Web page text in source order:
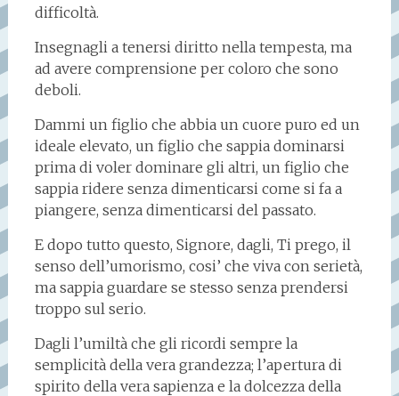
difficoltà.
Insegnagli a tenersi diritto nella tempesta, ma
ad avere comprensione per coloro che sono
deboli.
Dammi un figlio che abbia un cuore puro ed un
ideale elevato, un figlio che sappia dominarsi
prima di voler dominare gli altri, un figlio che
sappia ridere senza dimenticarsi come si fa a
piangere, senza dimenticarsi del passato.
E dopo tutto questo, Signore, dagli, Ti prego, il
senso dell’umorismo, cosi’ che viva con serietà,
ma sappia guardare se stesso senza prendersi
troppo sul serio.
Dagli l’umiltà che gli ricordi sempre la
semplicità della vera grandezza; l’apertura di
spirito della vera sapienza e la dolcezza della